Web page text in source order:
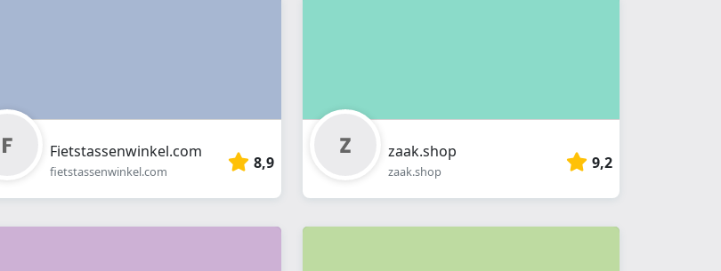
Fietstassenwinkel.com
fietstassenwinkel.com 8,9
zaak.shop
zaak.shop 9,2